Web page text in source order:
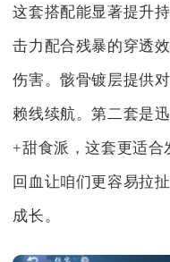
这套搭配能显著提升
击力配合残暴的穿透
伤害。骸骨镀层提供
赖线续航。第二套是
+甜食派，这套更适合
回血让咱们更容易拉
成长。